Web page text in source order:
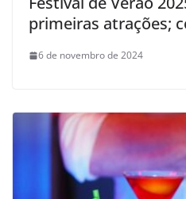
primeiras atrações;
6 de novembro de 2024